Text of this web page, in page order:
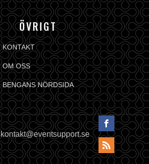
ÖVRIGT
KONTAKT
OM OSS
BENGANS NÖRDSIDA
kontakt@eventsupport.se